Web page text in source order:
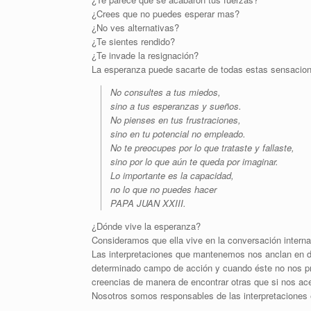
¿Crees que no puedes esperar mas?
¿No ves alternativas?
¿Te sientes rendido?
¿Te invade la resignación?
La esperanza puede sacarte de todas estas
No consultes a tus miedos,
sino a tus esperanzas y sueños.
No pienses en tus frustraciones,
sino en tu potencial no empleado.
No te preocupes por lo que trataste y fallaste,
sino por lo que aún te queda por imaginar.
Lo importante es la capacidad,
no lo que no puedes hacer
PAPA JUAN XXIII.
¿Dónde vive la esperanza?
Consideramos que ella vive en la conversación
Las interpretaciones que mantenemos nos anclan
determinado campo de acción y cuando éste no nos
creencias de manera de encontrar otras que si nos
Nosotros somos responsables de las